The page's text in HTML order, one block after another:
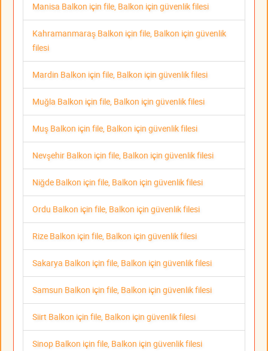
Manisa Balkon için file, Balkon için güvenlik filesi
Kahramanmaraş Balkon için file, Balkon için güvenlik
filesi
Mardin Balkon için file, Balkon için güvenlik filesi
Muğla Balkon için file, Balkon için güvenlik filesi
Muş Balkon için file, Balkon için güvenlik filesi
Nevşehir Balkon için file, Balkon için güvenlik filesi
Niğde Balkon için file, Balkon için güvenlik filesi
Ordu Balkon için file, Balkon için güvenlik filesi
Rize Balkon için file, Balkon için güvenlik filesi
Sakarya Balkon için file, Balkon için güvenlik filesi
Samsun Balkon için file, Balkon için güvenlik filesi
Siirt Balkon için file, Balkon için güvenlik filesi
Sinop Balkon için file, Balkon için güvenlik filesi